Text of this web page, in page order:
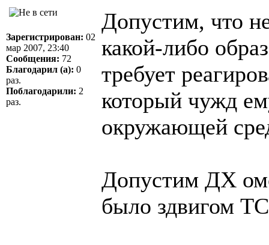
Зарегистрирован: 02
мар 2007, 23:40
Сообщения: 72
Благодарил (а): 0
раз.
Поблагодарили: 2
раз.
Допустим, что
какой-либо
требует
который чужд
окружающей
Допустим ДХ
было здвигом